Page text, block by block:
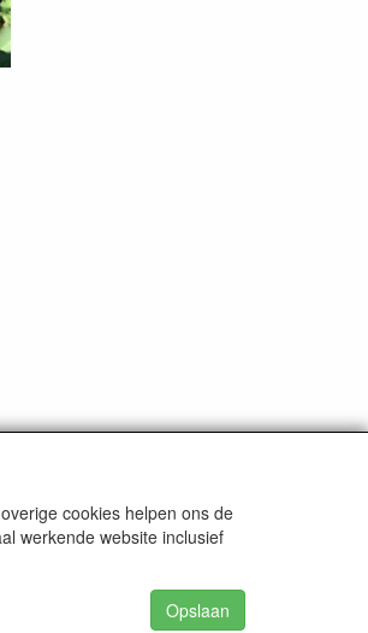
cookies helpen ons de
werkende website inclusief
Opslaan